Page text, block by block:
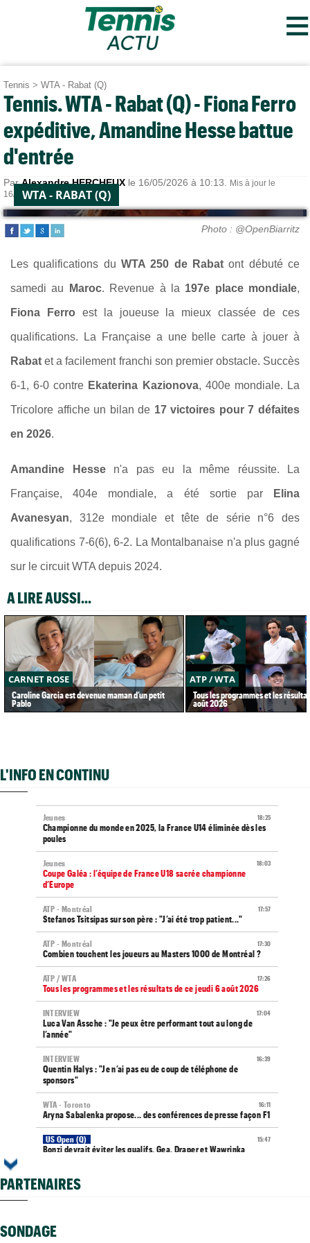
≡
Tennis > WTA - Rabat (Q)
Tennis. WTA - Rabat (Q) - Fiona Ferro
expéditive, Amandine Hesse battue
d'entrée
ParAlexandre HERCHEUX le 16/05/2026 à 10:13.
Mis à jour le
16/05/2026 à 19:25.
WTA - RABAT (Q)
Photo : @OpenBiarritz
Les qualifications du WTA 250 de Rabat ont débuté ce
samedi au Maroc. Revenue à la 197e place mondiale,
Fiona Ferro est la joueuse la mieux classée de ces
qualifications. La Française a une belle carte à jouer à
Rabatet a facilement franchi son premier obstacle. Succès
6-1, 6-0 contre Ekaterina Kazionova, 400e mondiale. La
Tricolore affiche un bilan de 17 victoires pour 7 défaites
en 2026.
Amandine Hessen'a pas eu la même réussite. La
Française, 404e mondiale, a été sortie par Elina
Avanesyan, 312e mondiale et tête de série n°6 des
qualifications 7-6(6), 6-2. La Montalbanaise n'a plus gagné
sur le circuit WTA depuis 2024.
A LIRE AUSSI...
CARNET ROSE
Caroline Garcia est devenue maman d’un petit
Pablo
ATP / WTA
Tous les programmes et les
août 2026
L'INFO EN CONTINU
18:25
Jeunes
Championne du monde en 2025, la France U14 éliminée dès les
poules
18:03
Jeunes
Coupe Galéa : l’équipe de France U18 sacrée championne
d’Europe
17:57
ATP - Montréal
Stefanos Tsitsipas sur son père : "J’ai été trop patient..."
17:30
ATP - Montréal
Combien touchent les joueurs au Masters 1000 de Montréal ?
17:26
ATP / WTA
Tous les programmes et les résultats de ce jeudi 6 août 2026
17:04
INTERVIEW
Luca Van Assche : "Je peux être performant tout au long de
l’année"
16:39
INTERVIEW
Quentin Halys : "Je n’ai pas eu de coup de téléphone de
sponsors"
16:11
WTA - Toronto
Aryna Sabalenka propose... des conférences de presse façon F1
15:47
US Open (Q)
Bonzi devrait éviter les qualifs, Gea, Draper et Wawrinka
ATP - Cincinnati
Bianca Andreescu, très déçue : "J’ai l’impression de décevoir..."
PARTENAIRES
SONDAGE